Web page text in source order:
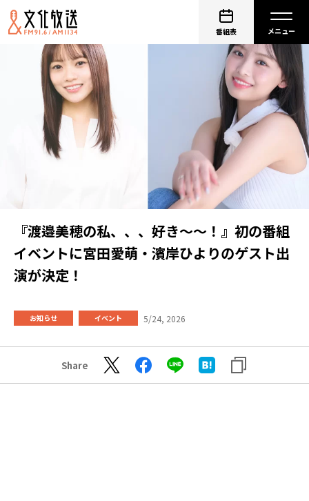
番組表
『渡邉美穂の私、、、好き～～！』初の番組
イベントに宮田愛萌・濱岸ひよりのゲスト出
演が決定！
お知らせ イベント 5/24, 2026
Share